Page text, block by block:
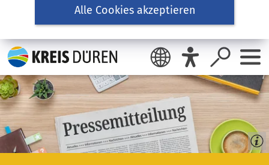
Alle Cookies akzeptieren